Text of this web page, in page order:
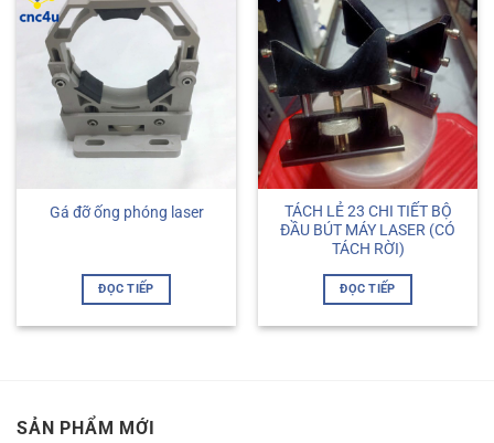
Gá đỡ ống phóng laser
ĐỌC TIẾP
TÁCH LẺ 23 CHI TIẾT BỘ
ĐẦU BÚT MÁY LASER (CÓ
TÁCH RỜI)
ĐỌC TIẾP
SẢN PHẨM MỚI